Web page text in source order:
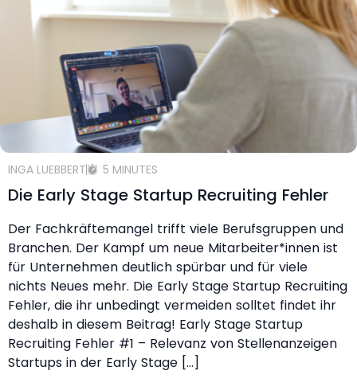
INGA LUEBBERT 5 MINUTES
Die Early Stage Startup Recruiting Fehler
Der Fachkräftemangel trifft viele Berufsgruppen und
Branchen. Der Kampf um neue Mitarbeiter*innen ist
für Unternehmen deutlich spürbar und für viele
nichts Neues mehr. Die Early Stage Startup Recruiting
Fehler, die ihr unbedingt vermeiden solltet findet ihr
deshalb in diesem Beitrag! Early Stage Startup
Recruiting Fehler #1 – Relevanz von Stellenanzeigen
Startups in der Early Stage […]